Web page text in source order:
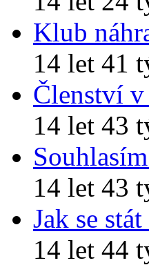
Klub
14 let 41
Členství v
14 let 43
14 let 43
Jak se
14 let 44